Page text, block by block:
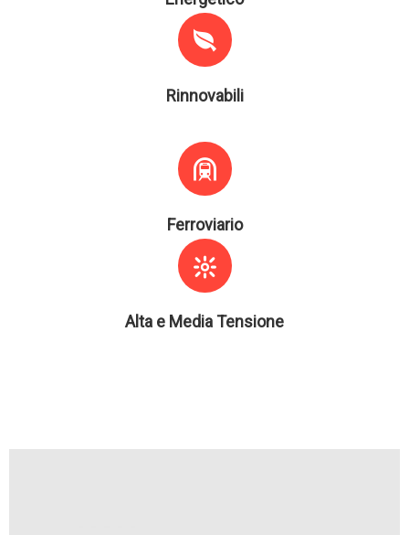
Rinnovabili
Ferroviario
Alta e Media Tensione